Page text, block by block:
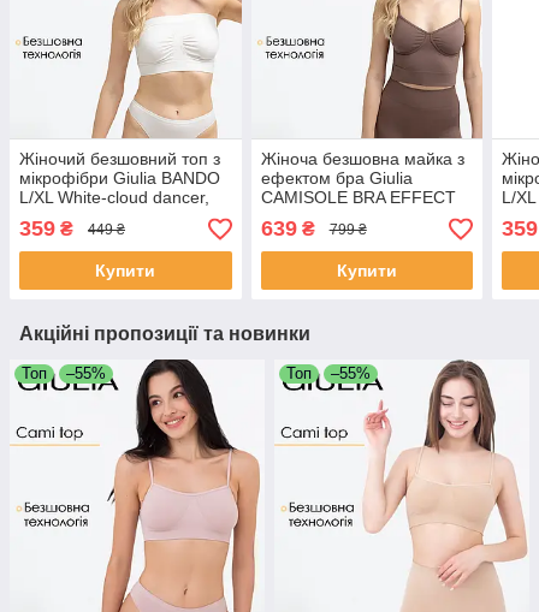
Жіночий безшовний топ з
мікрофібри Giulia BANDO
L/XL White-cloud dancer,
топ бандо, без бретелей,
комфортний
359 ₴ 449 ₴
Купити
Жіноча безшовна майка з
ефектом бра Giulia
CAMISOLE BRA EFFECT
L/XL Brown-deep taupe,
мікрофібра, V-подібний
виріз
639₴ 799 ₴
Купити
L/
359
Акційні пропозиції та новинки
Топ –55% Топ –55%